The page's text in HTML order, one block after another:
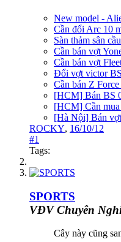
New model -
Cần đổi Arc 10
Sàn thảm sân
Cần bán vợt
Cần bán vợt
Đổi vợt victor
Cần bán Z
[HCM] Bán BS
[HCM] Cần mua
[Hà Nội] Bán
ROCKY, 16/10/12
#1
Tags:
SPORTS
VĐV Chuyên
Cây này cũng